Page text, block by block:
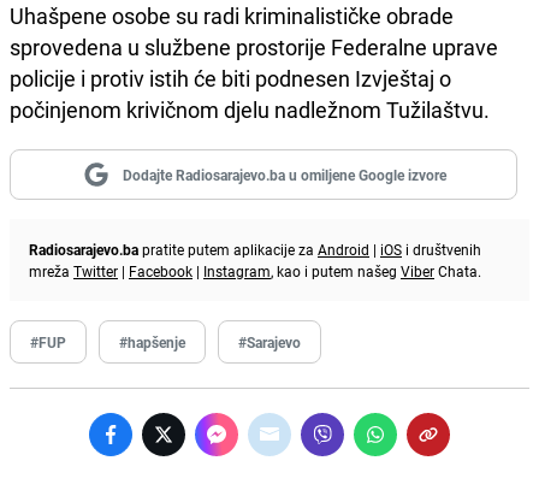
Uhašpene osobe su radi kriminalističke obrade
sprovedena u službene prostorije Federalne uprave
policije i protiv istih će biti podnesen Izvještaj o
počinjenom krivičnom djelu nadležnom Tužilaštvu.
Dodajte Radiosarajevo.ba u omiljene Google izvore
Radiosarajevo.bapratite putem aplikacije za Android | iOS i društvenih
mreža Twitter | Facebook | Instagram, kao i putem našeg ViberChata.
#FUP #hapšenje #Sarajevo